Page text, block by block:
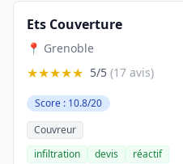
Ets Couverture
📍 Grenoble
★★★★★ 5/5 (17 avis)
Score : 10.8/20
Couvreur
infiltration
devis réactif